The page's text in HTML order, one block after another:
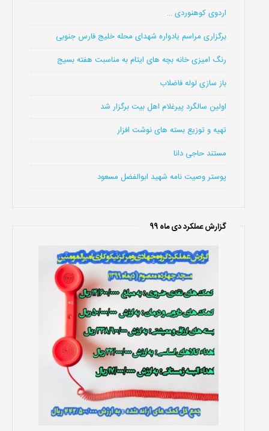
اردوی کوهنوردی …
برگزاری مراسم یادواره شهدای محله خلیج فارس جنوبی
رنگ امیزی خانه بچه های ایتام به مناسبت هفته بسیج
باز سازی لوله فاضلاب
اولین سالگرد پیرغلام اهل بیت برگزار شد
تهیه و توزیع بسته های نوشت افزار
مستند حاجی دانا
پوستر وصیت نامه شهید ابوالفضل مسعود
گزارش عملکرد دی ماه 99